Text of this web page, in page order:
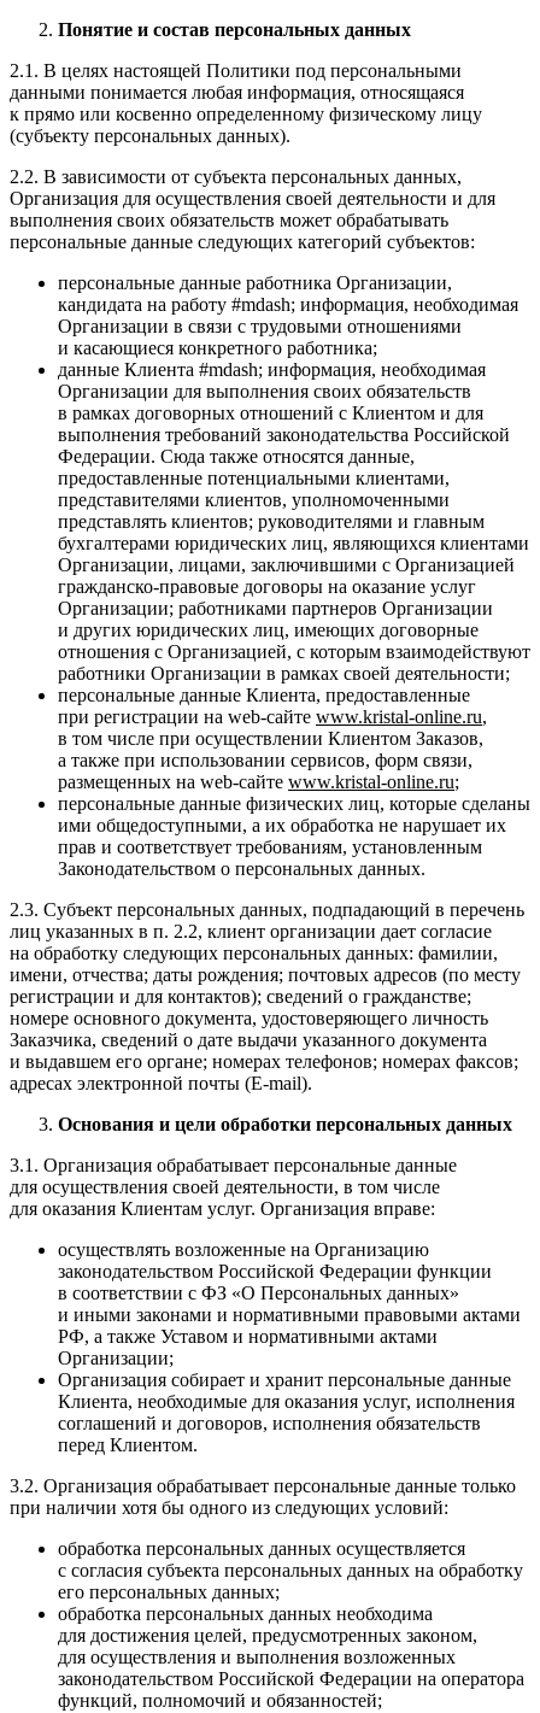
Понятие и состав персональных данных
2.1. В целях настоящей Политики под персональными
данными понимается любая информация, относящаяся
к прямо или косвенно определенному физическому лицу
(субъекту персональных данных).
2.2. В зависимости от субъекта персональных данных,
Организация для осуществления своей деятельности и для
выполнения своих обязательств может обрабатывать
персональные данные следующих категорий субъектов:
персональные данные работника Организации,
кандидата на работу #mdash; информация, необходимая
Организации в связи с трудовыми отношениями
и касающиеся конкретного работника;
данные Клиента #mdash; информация, необходимая
Организации для выполнения своих обязательств
в рамках договорных отношений с Клиентом и для
выполнения требований законодательства Российской
Федерации. Сюда также относятся данные,
предоставленные потенциальными клиентами,
представителями клиентов, уполномоченными
представлять клиентов; руководителями и главным
бухгалтерами юридических лиц, являющихся клиентами
Организации, лицами, заключившими с Организацией
гражданско-правовые договоры на оказание услуг
Организации; работниками партнеров Организации
и других юридических лиц, имеющих договорные
отношения с Организацией, с которым взаимодействуют
работники Организации в рамках своей деятельности;
персональные данные Клиента, предоставленные
при регистрации на web-сайте www.kristal-online.ru,
в том числе при осуществлении Клиентом Заказов,
а также при использовании сервисов, форм связи,
размещенных на web-сайте www.kristal-online.ru;
персональные данные физических лиц, которые сделаны
ими общедоступными, а их обработка не нарушает их
прав и соответствует требованиям, установленным
Законодательством о персональных данных.
2.3. Субъект персональных данных, подпадающий в перечень
лиц указанных в п. 2.2, клиент организации дает согласие
на обработку следующих персональных данных: фамилии,
имени, отчества; даты рождения; почтовых адресов (по месту
регистрации и для контактов); сведений о гражданстве;
номере основного документа, удостоверяющего личность
Заказчика, сведений о дате выдачи указанного документа
и выдавшем его органе; номерах телефонов; номерах факсов;
адресах электронной почты (E-mail).
Основания и цели обработки персональных данных
3.1. Организация обрабатывает персональные данные
для осуществления своей деятельности, в том числе
для оказания Клиентам услуг. Организация вправе:
осуществлять возложенные на Организацию
законодательством Российской Федерации функции
в соответствии с ФЗ «О Персональных данных»
и иными законами и нормативными правовыми актами
РФ, а также Уставом и нормативными актами
Организации;
Организация собирает и хранит персональные данные
Клиента, необходимые для оказания услуг, исполнения
соглашений и договоров, исполнения обязательств
перед Клиентом.
3.2. Организация обрабатывает персональные данные только
при наличии хотя бы одного из следующих условий:
обработка персональных данных осуществляется
с согласия субъекта персональных данных на обработку
его персональных данных;
обработка персональных данных необходима
для достижения целей, предусмотренных законом,
для осуществления и выполнения возложенных
законодательством Российской Федерации на оператора
функций, полномочий и обязанностей;